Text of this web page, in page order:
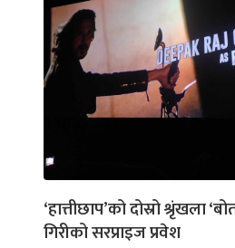
‘हात्तीछाप’को दोस्रो श्रृंखला
गिरीको सरप्राइज प्रवेश